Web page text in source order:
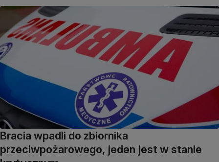
Bracia wpadli do zbiornika
przeciwpożarowego, jeden jest w stanie